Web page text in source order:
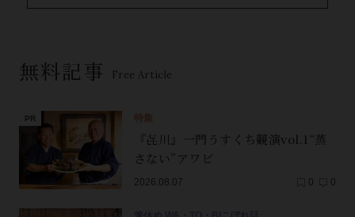
無料記事 Free Article
特集
『㐂川』一門うすくち競演vol.1“蒸
さない”アワビ
2026.08.07 0 0